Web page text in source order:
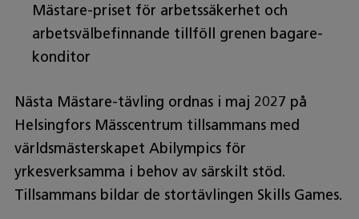
Mästare-priset för arbetssäkerhet och
arbetsvälbefinnande tillföll grenen bagare-
konditor
Nästa Mästare-tävling ordnas i maj 2027 på
Helsingfors Mässcentrum tillsammans med
världsmästerskapet Abilympics för
yrkesverksamma i behov av särskilt stöd.
Tillsammans bildar de stortävlingen Skills Games.